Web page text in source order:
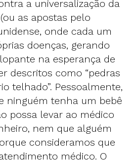
a universalização da
as apostas pelo
onde cada um
doenças, gerando
na esperança de
descritos como “pedras
telhado”. Pessoalmente,
ninguém tenha um bebê
possa levar ao médico
nem que alguém
consideramos que
médico. O